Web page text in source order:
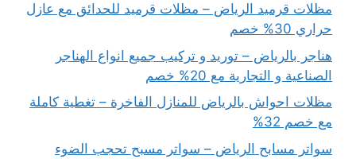
مظلات قرميد الرياض – مظلات قرميد للحدائق مع عازل
حراري 30% خصم
هناجر بالرياض – توريد و تركيب جميع انواع الهناجر
الصناعية و التجارية مع 20% خصم
مظلات احواش بالرياض للمنازل الفاخرة – تغطية كاملة
مع خصم 32%
سواتر مسابح الرياض – سواتر مسبح تحجب الضوء